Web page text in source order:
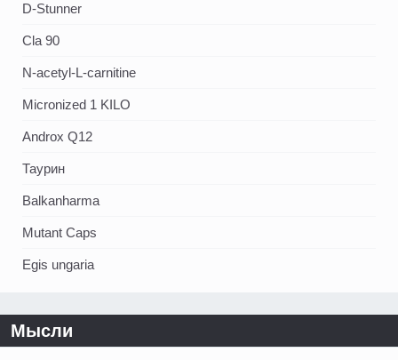
D-Stunner
Cla 90
N-acetyl-L-carnitine
Micronized 1 KILO
Androx Q12
Таурин
Balkanharma
Mutant Caps
Egis ungaria
Мысли